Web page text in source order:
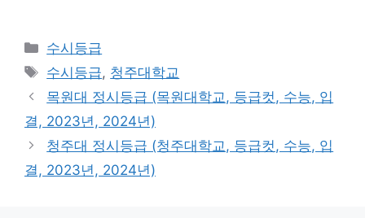
Categories
수시등급
Tags
수시등급, 청주대학교
목원대 정시등급 (목원대학교, 등급컷, 수능, 입
결, 2023년, 2024년)
청주대 정시등급 (청주대학교, 등급컷, 수능, 입
결, 2023년, 2024년)